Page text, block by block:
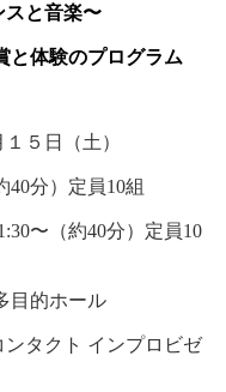
スと音楽〜
と体験のプログラム
５日（土）
分）定員10組
〜（約40分）定員10
目的ホール
タクト インプロビゼ